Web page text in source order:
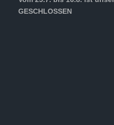
GESCHLOSSEN